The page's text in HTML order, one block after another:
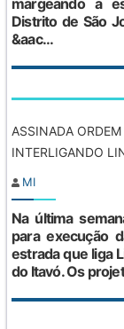
Distrito de São
&aac...
ASSINADA
INTERLIGANDO
MI
Na última
para execução
estrada que liga
do Itavó. Os